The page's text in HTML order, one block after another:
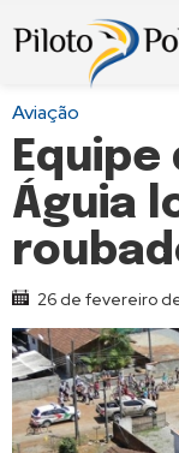
Aviação
Águia
26 de fevereiro